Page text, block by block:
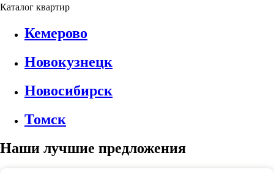
Каталог квартир
Кемерово
Новокузнецк
Новосибирск
Томск
Наши лучшие предложения